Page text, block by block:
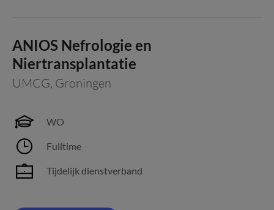
ANIOS Nefrologie en
Niertransplantatie
UMCG, Groningen
WO
Fulltime
Tijdelijk dienstverband